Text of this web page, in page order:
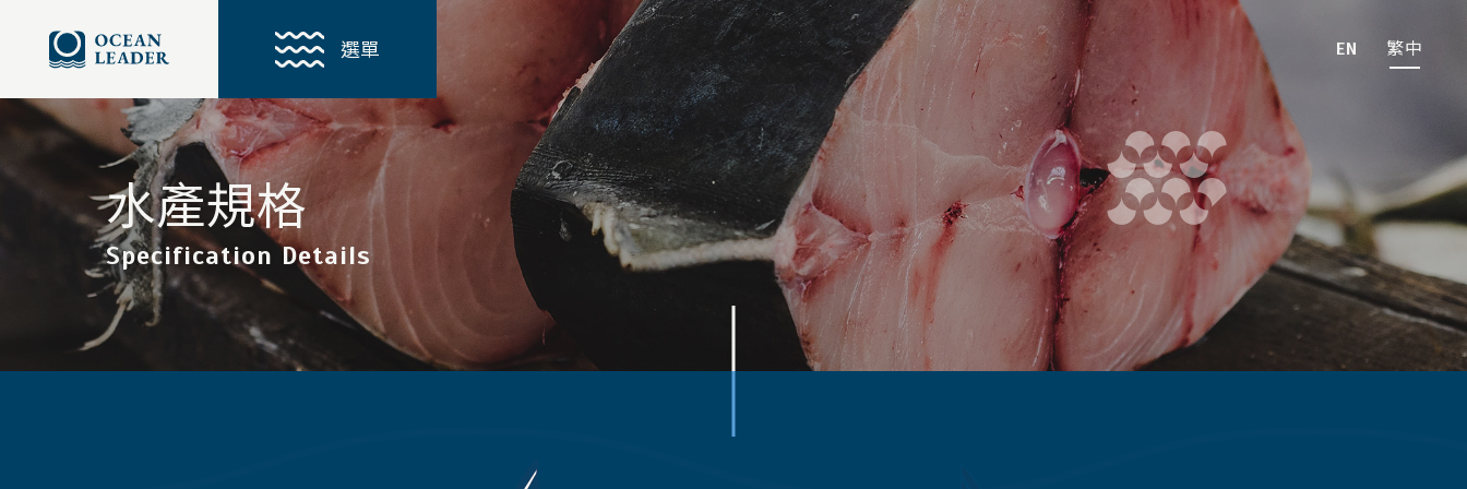
選單 EN 繁中
水產規格
Specification Details